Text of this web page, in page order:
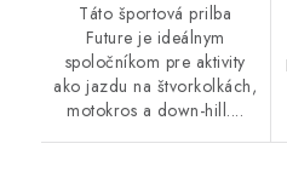
Táto športová prilba
Future je ideálnym
spoločníkom pre aktivity
ako jazdu na štvorkolkách,
motokros a down-hill....